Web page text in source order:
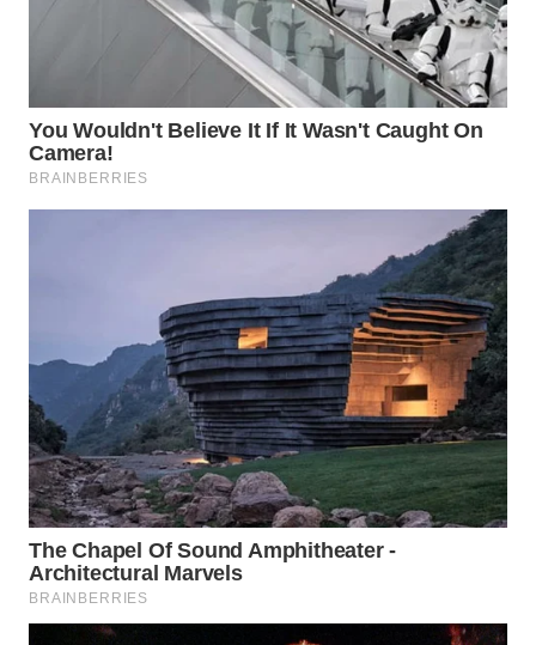
WN
PAKPAK
WN
WN
DEPOK
WN
TAPANULI
UTARA